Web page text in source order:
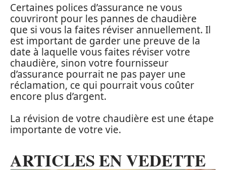
Certaines polices d’assurance ne vous
couvriront pour les pannes de chaudière
que si vous la faites réviser annuellement. Il
est important de garder une preuve de la
date à laquelle vous faites réviser votre
chaudière, sinon votre fournisseur
d’assurance pourrait ne pas payer une
réclamation, ce qui pourrait vous coûter
encore plus d’argent.
La révision de votre chaudière est une étape
importante de votre vie.
ARTICLES EN VEDETTE